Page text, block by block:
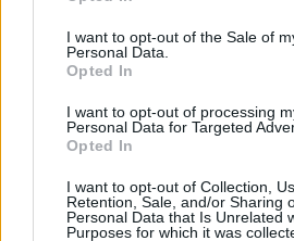
use your data for below specified
consent section.
I want to opt-out of the Sale of
Personal Data.
Opted In
I want to opt-out of processing
Personal Data for Targeted
Opted In
I want to opt-out of Collection,
Retention, Sale, and/or Sharing
Personal Data that Is Unrelated
Purposes for which it was
Στην αναζήτηση κειμένου, το
βρίσκει τις λέξεις που θέλεις
φωτογραφία ανεξάρτητα από το
απόδοση είναι σαφέστατα
για screenshots, αλλά λειτουργεί